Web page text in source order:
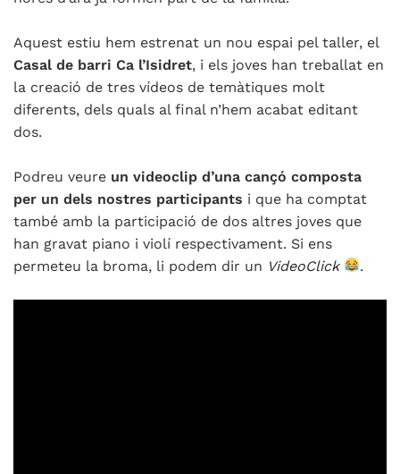
Aquest estiu hem estrenat un nou espai pel taller, el
Casal de barri Ca l’Isidret, i els joves han treballat en
la creació de tres vídeos de temàtiques molt
diferents, dels quals al final n’hem acabat editant
dos.
Podreu veure un videoclip d’una cançó composta
per un dels nostres participants i que ha comptat
també amb la participació de dos altres joves que
han gravat piano i violí respectivament. Si ens
permeteu la broma, li podem dir un VideoClick .